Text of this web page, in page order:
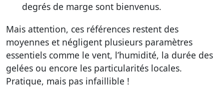
degrés de marge sont bienvenus.
Mais attention, ces références restent des
moyennes et négligent plusieurs paramètres
essentiels comme le vent, l’humidité, la durée des
gelées ou encore les particularités locales.
Pratique, mais pas infaillible !